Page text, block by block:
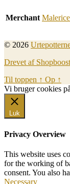
Merchant
© 2026
Drevet af
Til toppen ↑ Op ↑
Vi bruger cookies
Luk
Privacy Overview
This website uses
for the working of
consent. You also
Necessary